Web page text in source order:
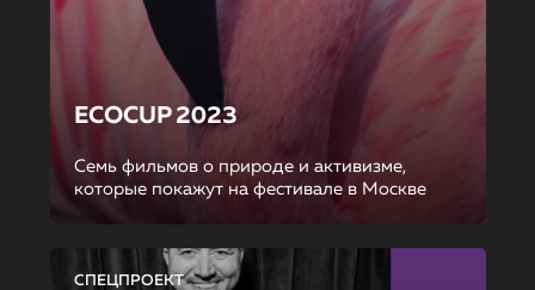
ECOCUP 2023
Семь фильмов о природе и активизме,
которые покажут на фестивале в Москве
СПЕЦПРОЕКТ